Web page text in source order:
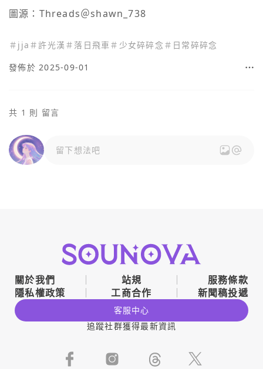
圖源：Threads＠shawn_738
＃ jja ＃許光漢＃ 落日飛車＃ 少女碎碎念 ＃ 日常碎碎念
發佈於 2025-09-01
共 1 則 留言
留下想法吧
關於我們 站規
服務條款
隱私權政策
工商合作 新聞稿投遞
客服中心
追蹤社群獲得最新資訊